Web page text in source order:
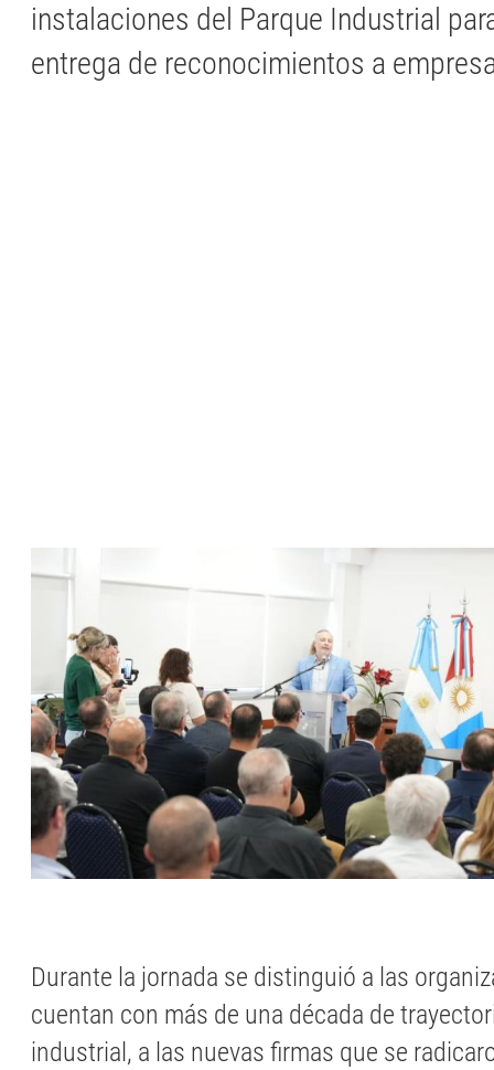
instalaciones del Parque Industrial
entrega de reconocimientos a
Durante la jornada se distinguió a las
cuentan con más de una década de
industrial, a las nuevas firmas que se